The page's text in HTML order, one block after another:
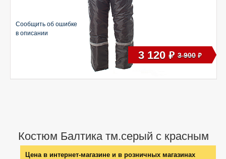
Костюм Балтика тм.серый с красным
Цена в интернет-магазине и в розничных магазинах
Сообщить об ошибке
в описании
3 120 руб 3 900 руб